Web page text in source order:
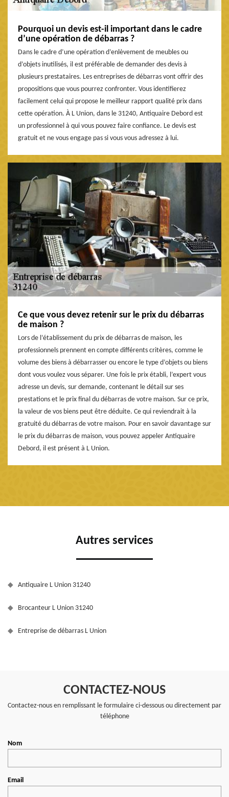
Pourquoi un devis est-il important dans le cadre
d’une opération de débarras ?
Dans le cadre d’une opération d’enlèvement de meubles ou
d’objets inutilisés, il est préférable de demander des devis à
plusieurs prestataires. Les entreprises de débarras vont offrir des
propositions que vous pourrez confronter. Vous identifierez
facilement celui qui propose le meilleur rapport qualité prix dans
cette opération. À L Union, dans le 31240, Antiquaire Debord est
un professionnel à qui vous pouvez faire confiance. Le devis est
gratuit et ne vous engage pas si vous vous adressez à lui.
Ce que vous devez retenir sur le prix du débarras
de maison ?
Lors de l’établissement du prix de débarras de maison, les
professionnels prennent en compte différents critères, comme le
volume des biens à débarrasser ou encore le type d’objets ou biens
dont vous voulez vous séparer. Une fois le prix établi, l’expert vous
adresse un devis, sur demande, contenant le détail sur ses
prestations et le prix final du débarras de votre maison. Sur ce prix,
la valeur de vos biens peut être déduite. Ce qui reviendrait à la
gratuité du débarras de votre maison. Pour en savoir davantage sur
le prix du débarras de maison, vous pouvez appeler Antiquaire
Debord, il est présent à L Union.
Autres services
Antiquaire L Union 31240
Brocanteur L Union 31240
Entreprise de débarras L Union
CONTACTEZ-NOUS
Contactez-nous en remplissant le formulaire ci-dessous ou directement par
téléphone
Nom
Email